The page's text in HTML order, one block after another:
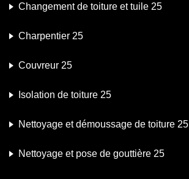
Changement de toiture et tuile 25
Charpentier 25
Couvreur 25
Isolation de toiture 25
Nettoyage et démoussage de toiture 25
Nettoyage et pose de gouttière 25